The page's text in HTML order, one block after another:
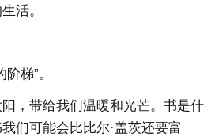
活。
梯”。
，带给我们温暖和光芒。书是什
们可能会比比尔·盖茨还要富